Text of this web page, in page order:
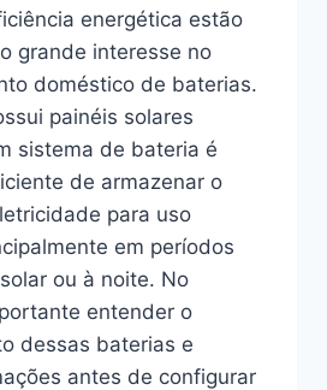
energética estão
grande interesse no
doméstico de baterias.
painéis solares
sistema de bateria é
de armazenar o
para uso
em períodos
ou à noite. No
entender o
dessas baterias e
antes de configurar